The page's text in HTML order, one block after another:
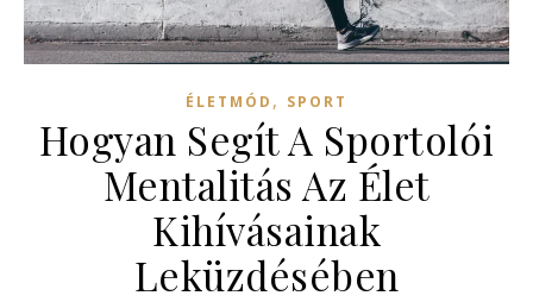
ÉLETMÓD , SPORT
Hogyan Segít A Sportolói
Mentalitás Az Élet
Kihívásainak
Leküzdésében